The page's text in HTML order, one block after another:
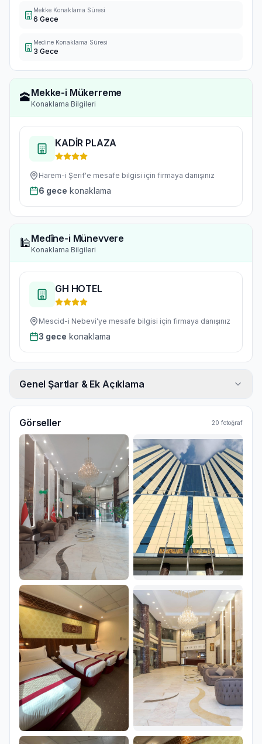
Mekke Konaklama Süresi
6 Gece
Medine Konaklama Süresi
3 Gece
🕋Mekke-i Mükerreme
Konaklama Bilgileri
KADİR PLAZA
Harem-i Şerif'e mesafe bilgisi için firmaya danışınız
6 gece konaklama
🕌Medîne-i Münevvere
Konaklama Bilgileri
GH HOTEL
Mescid-i Nebevi'ye mesafe bilgisi için firmaya danışınız
3 gece konaklama
Genel Şartlar & Ek Açıklama
Görseller 20 fotoğraf
Ana Görsel